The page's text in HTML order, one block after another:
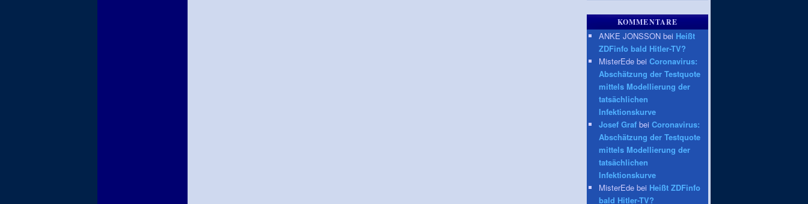
KOMMENTARE
ANKE JONSSON bei Heißt
ZDFinfo bald Hitler-TV?
MisterEde bei Coronavirus:
Abschätzung der Testquote
mittels Modellierung der
tatsächlichen
Infektionskurve
Josef Graf bei Coronavirus:
Abschätzung der Testquote
mittels Modellierung der
tatsächlichen
Infektionskurve
MisterEde bei Heißt ZDFinfo
bald Hitler-TV?